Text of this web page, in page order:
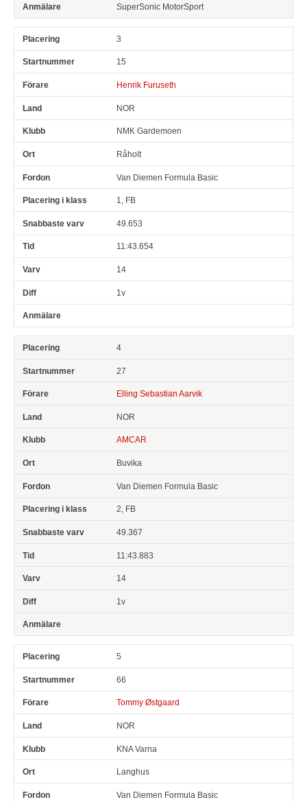
SuperSonic MotorSport
3
15
Henrik Furuseth
NOR
NMK Gardemoen
Råholt
Van Diemen Formula Basic
1, FB
49.653
11:43.654
14
1v
4
27
Elling Sebastian Aarvik
NOR
AMCAR
Buvika
Van Diemen Formula Basic
2, FB
49.367
11:43.883
14
1v
5
66
Tommy Østgaard
NOR
KNA Varna
Langhus
Van Diemen Formula Basic